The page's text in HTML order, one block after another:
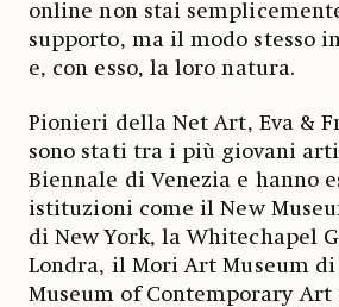
online non stai
supporto, ma il modo stesso
e, con esso, la loro natura.
Pionieri della Net Art, Eva &
sono stati tra i più giovani
Biennale di Venezia e hanno
istituzioni come il New
di New York, la Whitechapel
Londra, il Mori Art Museum di
Museum of Contemporary Art